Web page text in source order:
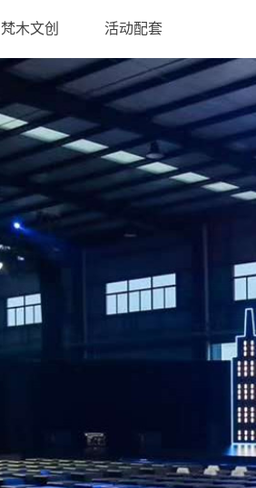
梵木文创 活动配套